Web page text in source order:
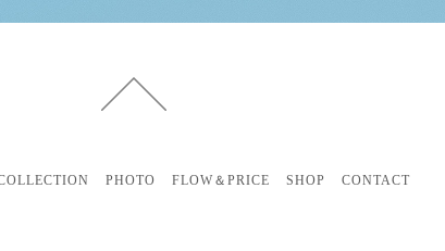
PHOTO FLOW＆PRICE SHOP CONTACT